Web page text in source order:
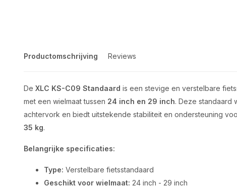
Productomschrijving Reviews
De XLC KS-C09 Standaard is een stevige en verstelbare
met een wielmaat tussen 24 inch en 29 inch. Deze standaard
achtervork en biedt uitstekende stabiliteit en ondersteuning
35 kg.
Belangrijke specificaties:
Type: Verstelbare fietsstandaard
Geschikt voor wielmaat: 24 inch - 29 inch